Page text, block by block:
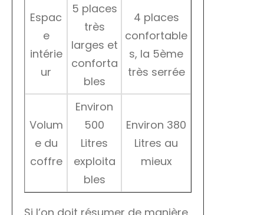
Espac
e
intérie
ur
5 places
très
larges et
conforta
bles
4 places
confortable
s, la 5ème
très serrée
Volum
e du
coffre
Environ
500
Litres
exploita
bles
Environ 380
Litres au
mieux